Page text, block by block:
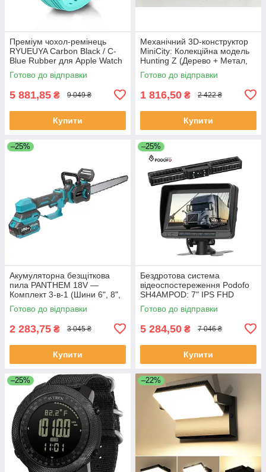
Преміум чохол-ремінець
RYUEUYA Carbon Black / C-
Blue Rubber для Apple Watch
44mm/45mm, карбоновий
корпус для Епл Вотч
Готово до відправки
5 881,85 ₴ 9 049 ₴
Купити
Механічний 3D-конструктор
MiniCity: Колекційна модель
Hunting Z (Дерево + Метал,
251 деталь
Готово до відправки
1 816,50 ₴ 2 422 ₴
Купити
–25%
Акумуляторна безщіткова
пила PANTHEM 18V —
Комплект 3-в-1 (Шини 6", 8",
12")
Готово до відправки
2 283,75 ₴ 3 045 ₴
Купити
–25%
Бездротова система
відеоспостереження Podofo
SH4AMPOD: 7" IPS FHD
монітор з DVR та сонячна
камера (10000mAh, IP68) для
Готово до відправки
5 284,50 ₴ 7 046 ₴
Купити
–25% –22%